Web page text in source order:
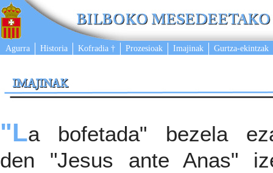
Agurra Historia Kofradia † Prozesioak Imajinak Gurtza-ekintzak
"La bofetada" bezela
den "Jesus ante Anas"